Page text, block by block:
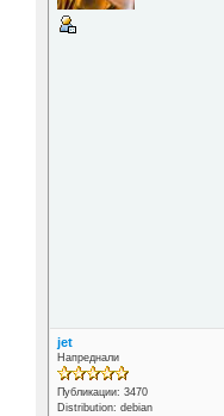
jet
Напреднали
Публикации: 3470
Distribution: debian